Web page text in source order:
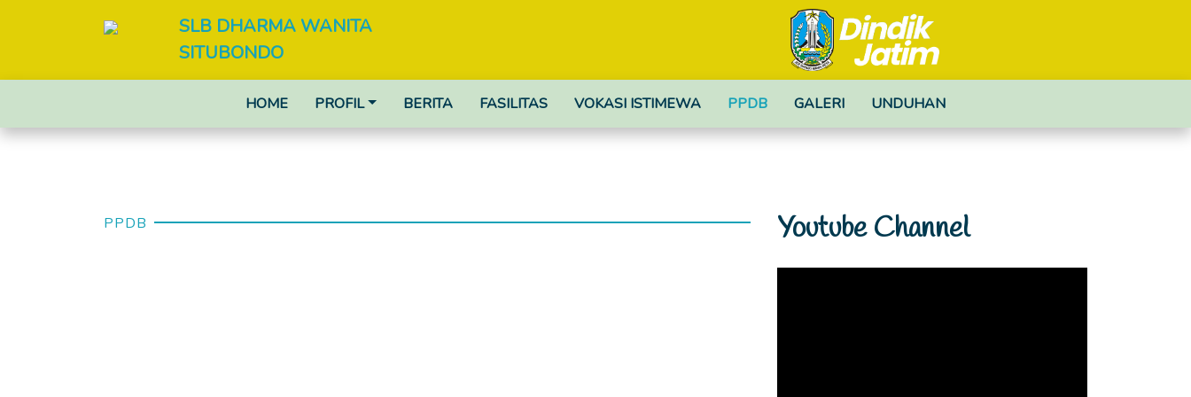
SLB DHARMA WANITA
SITUBONDO
HOME PROFIL BERITA FASILITAS VOKASI ISTIMEWA PPDB GALERI UNDUHAN
PPDB Youtube Channel